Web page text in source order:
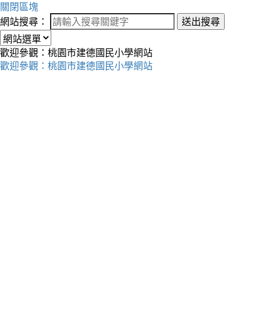
關閉區塊
網站搜尋：
送出搜尋
歡迎參觀：桃園市建德國民小學網站
歡迎參觀：桃園市建德國民小學網站